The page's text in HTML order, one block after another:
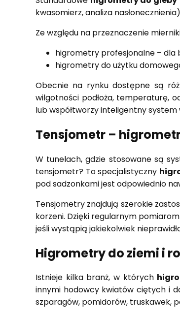
kwasomierz, analiza
Ze względu na przeznaczenie
higrometry profesjonalne – dla
higrometry do użytku
Obecnie na rynku dostępne są
wilgotności podłoża, temperaturę,
lub współtworzy inteligentny
Tensjometr –
W tunelach, gdzie stosowane są
tensjometr? To specjalistyczny
pod sadzonkami jest odpowiednio
Tensjometry znajdują szerokie
korzeni. Dzięki regularnym
jeśli wystąpią jakiekolwiek
Higrometry do ziemi i
Istnieje kilka branż, w których
innymi hodowcy kwiatów ciętych i
szparagów, pomidorów, truskawek,